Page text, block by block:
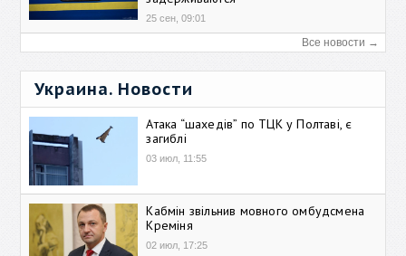
25 сен, 09:01
Все новости →
Украина. Новости
Атака “шахедів” по ТЦК у Полтаві, є
загиблі
03 июл, 11:55
Кабмін звільнив мовного омбудсмена
Креміня
02 июл, 17:25